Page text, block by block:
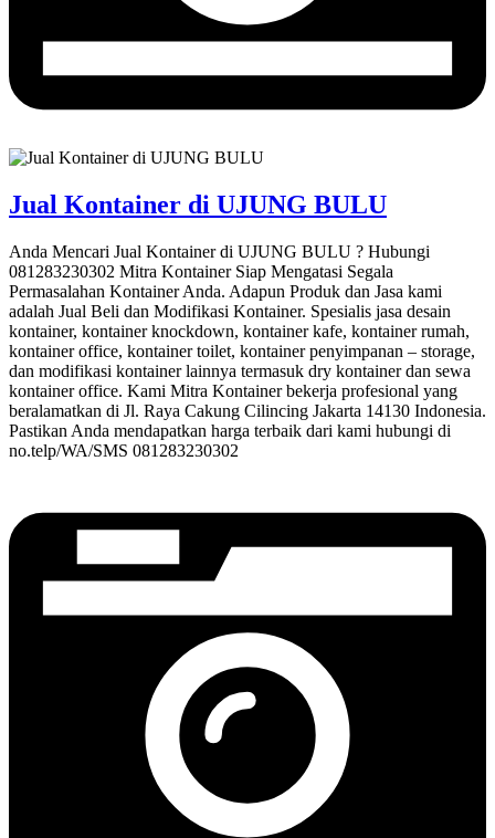
Jual Kontainer di UJUNG BULU
Anda Mencari Jual Kontainer di UJUNG BULU ? Hubungi
081283230302 Mitra Kontainer Siap Mengatasi Segala
Permasalahan Kontainer Anda. Adapun Produk dan Jasa kami
adalah Jual Beli dan Modifikasi Kontainer. Spesialis jasa desain
kontainer, kontainer knockdown, kontainer kafe, kontainer rumah,
kontainer office, kontainer toilet, kontainer penyimpanan – storage,
dan modifikasi kontainer lainnya termasuk dry kontainer dan sewa
kontainer office. Kami Mitra Kontainer bekerja profesional yang
beralamatkan di Jl. Raya Cakung Cilincing Jakarta 14130 Indonesia.
Pastikan Anda mendapatkan harga terbaik dari kami hubungi di
no.telp/WA/SMS 081283230302